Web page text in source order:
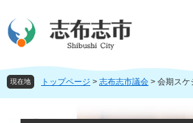
ジ
頭
ュ
飛現在地 トップページ > 志布志市議会 > 会期スケ